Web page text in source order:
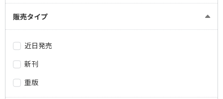
販売タイプ
近日発売
新刊
重版